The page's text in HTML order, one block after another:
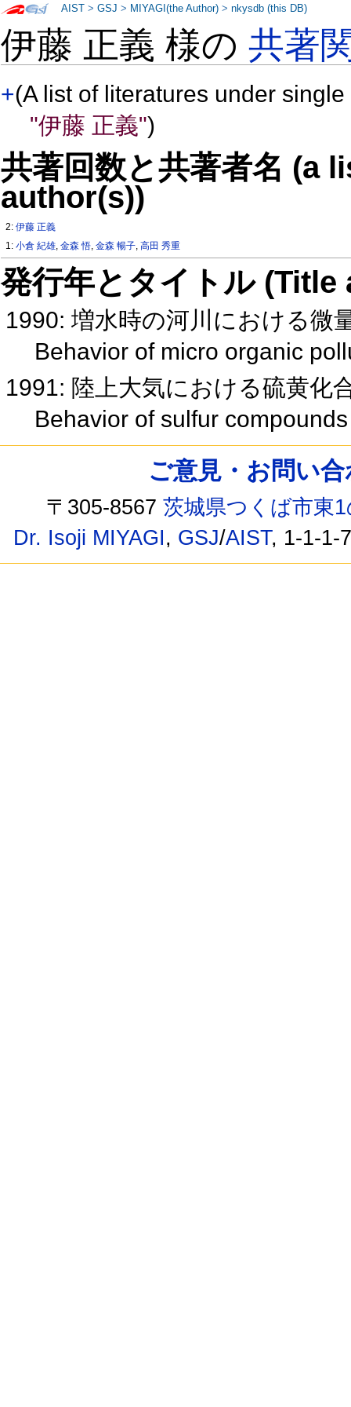
伊藤 正義 様の共著
+(A list of literatures under
"伊藤 正義")
共著回数と共著者名 (a
author(s))
2:伊藤 正義
1:小倉 紀雄,金森 悟,金森 暢子,高田 秀重
発行年とタイトル
1990: 増水時の河川における微
Behavior of micro organic
1991: 陸上大気における硫黄化
Behavior of sulfur
AIST >GSJ > MIYAGI(the Author) >nkysdb (this DB)
ご意見・お問い
〒305-8567茨城県つくば市東
Dr. Isoji MIYAGI, GSJ/AIST, 1-1-1-